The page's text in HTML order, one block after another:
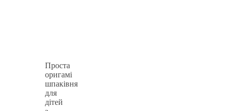
Проста
оригамі
шпаківня
для
дітей